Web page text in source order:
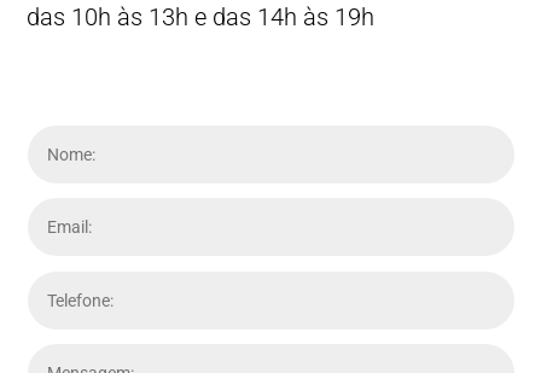
das 10h às 13h e das 14h às 19h